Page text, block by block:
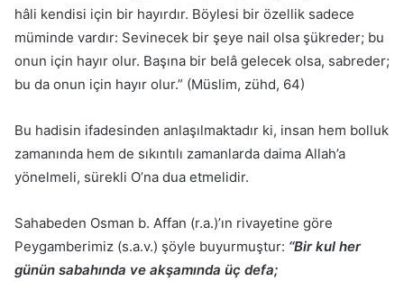
hâli kendisi için bir hayırdır. Böylesi bir özellik sadece
müminde vardır: Sevinecek bir şeye nail olsa şükreder; bu
onun için hayır olur. Başına bir belâ gelecek olsa, sabreder;
bu da onun için hayır olur.” (Müslim, zühd, 64)
Bu hadisin ifadesinden anlaşılmaktadır ki, insan hem bolluk
zamanında hem de sıkıntılı zamanlarda daima Allah’a
yönelmeli, sürekli O’na dua etmelidir.
Sahabeden Osman b. Affan (r.a.)’ın rivayetine göre
Peygamberimiz (s.a.v.) şöyle buyurmuştur: ‘‘Bir kul her
günün sabahında ve akşamında üç defa;